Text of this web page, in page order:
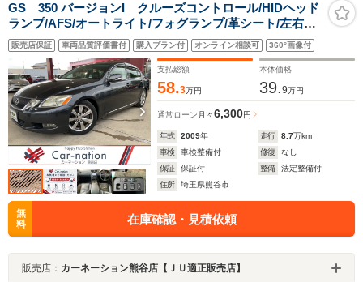
GS 350 バージョンI クルーズコントロール/HIDヘッド
ランプ/AFS/オートライト/フォグランプ/革シート/左右独
立AAC/前席パワーシート・シートヒーター/木製・革コン
ビステアリング/純正HDDナビ/バックカメラ
販売店保証 車両品質評価書付 購入プラン付 オンライン相談可 360°画像付
支払総額
58.3万円
本体価格
39.9万円
通常ローン 月々6,300円
年式 2009年 走行 8.7万km
車検
車検整備付 修復
なし
保証
保証付 整備
法定整備付
住所
埼玉県熊谷市
無
料
在庫確認・見積依頼
販売店： カーネーション熊谷店【ＪＵ適正販売店】